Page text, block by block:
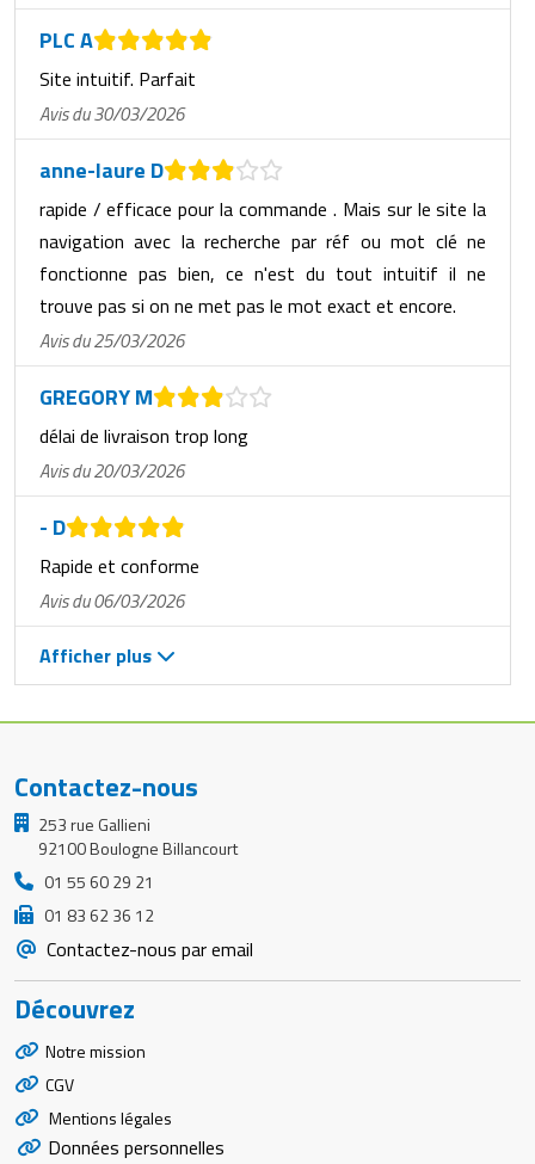
PLC A
Site intuitif. Parfait
Avis du 30/03/2026
anne-laure D
rapide / efficace pour la commande . Mais sur le site la
navigation avec la recherche par réf ou mot clé ne
fonctionne pas bien, ce n'est du tout intuitif il ne
trouve pas si on ne met pas le mot exact et encore.
Avis du 25/03/2026
GREGORY M
délai de livraison trop long
Avis du 20/03/2026
- D
Rapide et conforme
Avis du 06/03/2026
Afficher plus
Contactez-nous
253 rue Gallieni
92100 Boulogne Billancourt
01 55 60 29 21
01 83 62 36 12
Contactez-nous par email
Découvrez
Notre mission
CGV
Mentions légales
Données personnelles